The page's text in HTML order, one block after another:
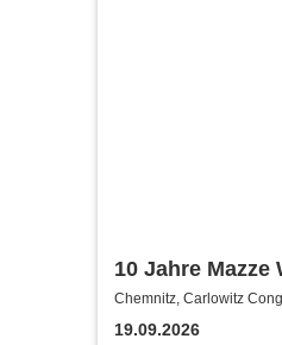
10 Jahre Mazze
Band - Das
Chemnitz, Carlowitz
Carlowitz-Saal
19.09.2026